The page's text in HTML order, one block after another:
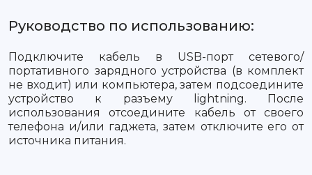
Руководство по использованию:
Подключите кабель в USB-порт сетевого/
портативного зарядного устройства (в комплект
не входит) или компьютера, затем подсоедините
устройство к разъему lightning. После
использования отсоедините кабель от своего
телефона и/или гаджета, затем отключите его от
источника питания.